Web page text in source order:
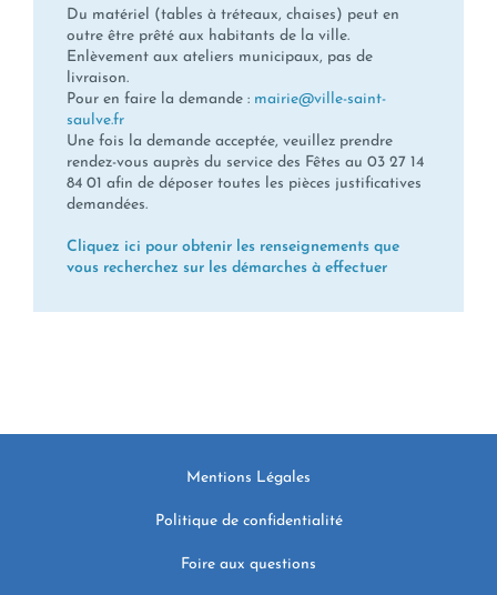
Du matériel (tables à tréteaux, chaises) peut en
outre être prêté aux habitants de la ville.
Enlèvement aux ateliers municipaux, pas de
livraison.
Pour en faire la demande : mairie@ville-saint-
saulve.fr
Une fois la demande acceptée, veuillez prendre
rendez-vous auprès du service des Fêtes au 03 27 14
84 01 afin de déposer toutes les pièces justificatives
demandées.
Cliquez ici pour obtenir les renseignements que
vous recherchez sur les démarches à effectuer
Mentions Légales
Politique de confidentialité
Foire aux questions